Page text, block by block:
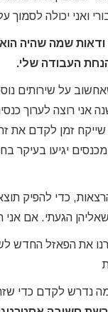
ואני יכולה
ודאות שמה שהיה
העבודה שלי.
על שירותים
אני רוצה לערוך
שייקח זמן לקדם את
יגיעו בעיקר
כדי להפיק
הגעתי. אם
את הפאזל החדש